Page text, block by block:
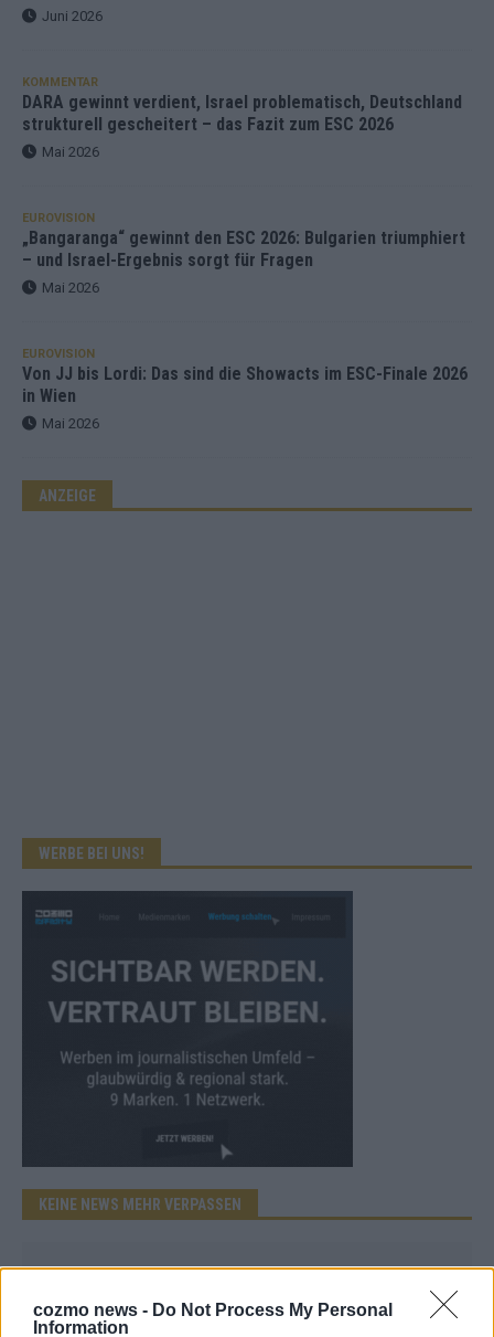
cozmo news - Do Not Process My Personal
Information
Juni 2026
KOMMENTAR
DARA gewinnt verdient, Israel problematisch, Deutschland
strukturell gescheitert – das Fazit zum ESC 2026
Mai 2026
EUROVISION
„Bangaranga“ gewinnt den ESC 2026: Bulgarien triumphiert
– und Israel-Ergebnis sorgt für Fragen
Mai 2026
EUROVISION
Von JJ bis Lordi: Das sind die Showacts im ESC-Finale 2026
in Wien
Mai 2026
ANZEIGE
WERBE BEI UNS!
KEINE NEWS MEHR VERPASSEN